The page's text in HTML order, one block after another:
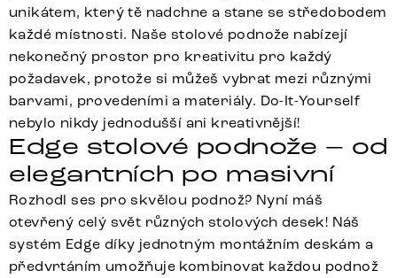
unikátem, který tě nadchne a stane se středobodem
každé místnosti. Naše stolové podnože nabízejí
nekonečný prostor pro kreativitu pro každý
požadavek, protože si můžeš vybrat mezi různými
barvami, provedeními a materiály. Do-It-Yourself
nebylo nikdy jednodušší ani kreativnější!
Edge stolové podnože – od
elegantních po masivní
Rozhodl ses pro skvělou podnož? Nyní máš
otevřený celý svět různých stolových desek! Náš
systém Edge díky jednotným montážním deskám a
předvrtáním umožňuje kombinovat každou podnož